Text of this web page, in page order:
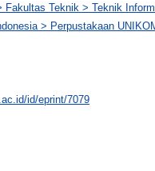
Fakultas Teknik > Teknik
> Perpustakaan
id/eprint/7079